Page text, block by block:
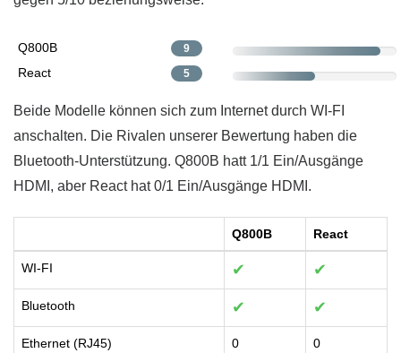
Q800B 9
React 5
Beide Modelle können sich zum Internet durch WI-FI
anschalten. Die Rivalen unserer Bewertung haben die
Bluetooth-Unterstützung. Q800B hatt 1/1 Ein/Ausgänge
HDMI, aber React hat 0/1 Ein/Ausgänge HDMI.
Q800B React
WI-FI ✔ ✔
Bluetooth ✔ ✔
Ethernet (RJ45) 0 0